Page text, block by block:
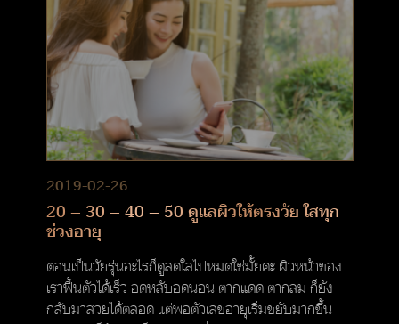
2019-02-26
20 – 30 – 40 – 50 ดูแลผิวให้ตรงวัย ใสทุก
ช่วงอายุ
ตอนเป็นวัยรุ่นอะไรก็ดูสดใสไปหมดใช่มั้ยคะ ผิวหน้าของ
เราฟื้นตัวได้เร็ว อดหลับอดนอน ตากแดด ตากลม ก็ยัง
กลับมาสวยได้ตลอด แต่พอตัวเลขอายุเริ่มขยับมากขึ้น